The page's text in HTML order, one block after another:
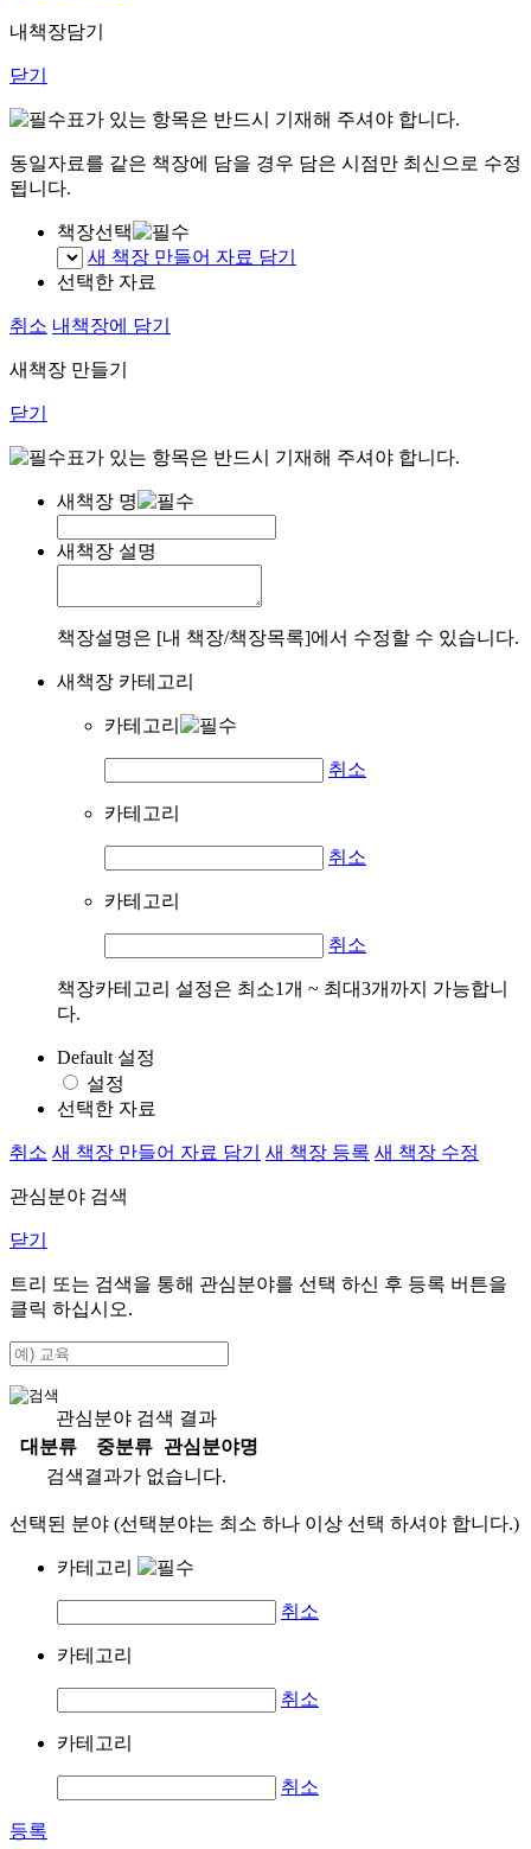
내책장담기
닫기
표가 있는 항목은 반드시 기재해 주셔야 합니다.
동일자료를 같은 책장에 담을 경우 담은 시점만 최신으로 수정
됩니다.
책장선택
새 책장 만들어 자료 담기
선택한 자료
취소 내책장에 담기
새책장 만들기
닫기
표가 있는 항목은 반드시 기재해 주셔야 합니다.
새책장 명
새책장 설명
책장설명은 [내 책장/책장목록]에서 수정할 수 있습니다.
새책장 카테고리
카테고리
취소
카테고리
취소
카테고리
취소
책장카테고리 설정은 최소1개 ~ 최대3개까지 가능합니
다.
Default 설정
설정
선택한 자료
취소 새 책장 만들어 자료 담기 새 책장 등록 새 책장 수정
관심분야 검색
닫기
트리 또는 검색을 통해 관심분야를 선택 하신 후 등록 버튼을
클릭 하십시오.
관심분야 검색 결과
대분류
중분류
관심분야명
검색결과가 없습니다.
선택된 분야 (선택분야는 최소 하나 이상 선택 하셔야 합니다.)
카테고리
취소
카테고리
취소
카테고리
취소
등록